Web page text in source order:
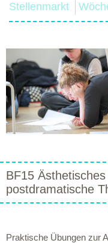
Stellenmarkt
BF15
postdramatische
Praktische Übungen zur